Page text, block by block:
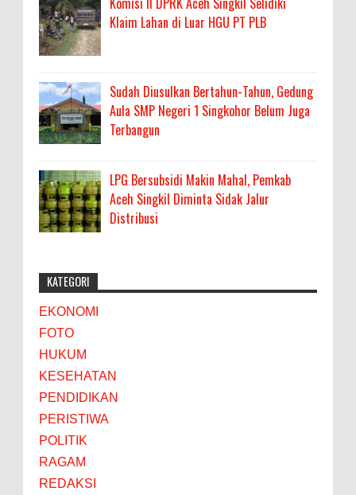
Klaim Lahan di Luar HGU PT PLB
Sudah Diusulkan Bertahun-Tahun, Gedung
Aula SMP Negeri 1 Singkohor Belum Juga
Terbangun
LPG Bersubsidi Makin Mahal, Pemkab
Aceh Singkil Diminta Sidak Jalur
Distribusi
KATEGORI
EKONOMI
FOTO
HUKUM
KESEHATAN
PENDIDIKAN
PERISTIWA
POLITIK
RAGAM
REDAKSI